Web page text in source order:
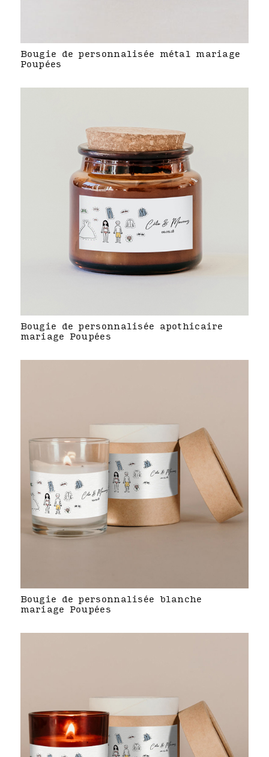
Bougie de personnalisée métal mariage
Poupées
Bougie de personnalisée apothicaire
mariage Poupées
Bougie de personnalisée blanche
mariage Poupées